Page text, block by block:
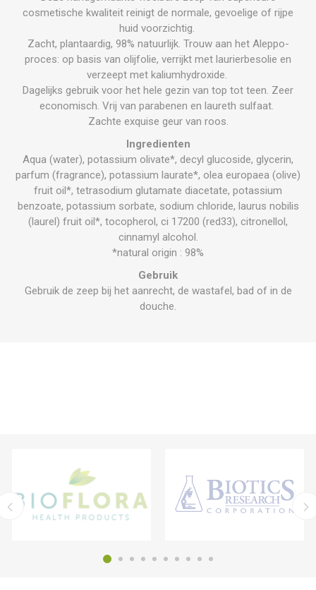
cosmetische kwaliteit reinigt de normale, gevoelige of rijpe
huid voorzichtig.
Zacht, plantaardig, 98% natuurlijk. Trouw aan het Aleppo-
proces: op basis van olijfolie, verrijkt met laurierbesolie en
verzeept met kaliumhydroxide.
Dagelijks gebruik voor het hele gezin van top tot teen. Zeer
economisch. Vrij van parabenen en laureth sulfaat.
Zachte exquise geur van roos.
Ingredienten
Aqua (water), potassium olivate*, decyl glucoside, glycerin,
parfum (fragrance), potassium laurate*, olea europaea (olive)
fruit oil*, tetrasodium glutamate diacetate, potassium
benzoate, potassium sorbate, sodium chloride, laurus nobilis
(laurel) fruit oil*, tocopherol, ci 17200 (red33), citronellol,
cinnamyl alcohol.
*natural origin : 98%
Gebruik
Gebruik de zeep bij het aanrecht, de wastafel, bad of in de
douche.